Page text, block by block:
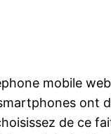
mobile
ont
de ce